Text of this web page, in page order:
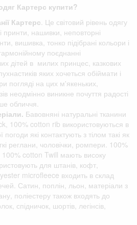
Картерс купити?
Картерс . Це світовий рівень одягу
принти, нашивки, неповторні
вишивка, тонко підібрані кольори і
поєднанні
дітей в милих принцес, казкових
яких хочеться обіймати і
погляді на цих м'якеньких,
неодмінно виникне почуття радості
обличчя.
Бавовняні натуральні тканини
100% cotton rib використовуються в
які контактують з тілом такі як
реглани, чоловічки, ромпери. 100%
cotton Twill мають високу
для штанів, кофт,
microfleece входить в склад
Сатин, поплін, льон, матеріали з
поліестеру також входять до
спідничок, шортів, легінсів,